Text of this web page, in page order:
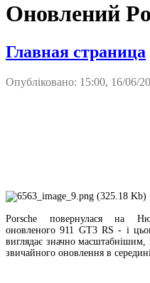
Оновлений
Главная страница
Опубліковано: 15:00, 16/06/
Porsche повернулася на
оновленого 911 GT3 RS - і
виглядає значно масштабнішим,
звичайного оновлення в